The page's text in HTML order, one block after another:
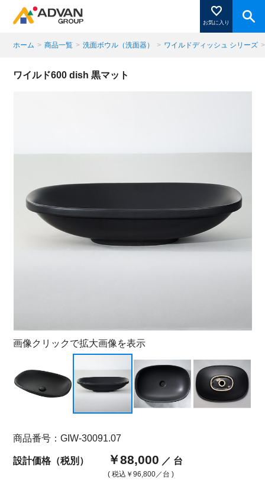
お気に入り
商品ページにある「お気に入り登録」を押すと登録した
ホーム > 商品一覧 > 洗面ボウル（洗面器） > ワイルドディッシュ シリーズ >
ワイルド600 dish 黒マット
画像クリックで拡大画像を表示
商品番号：GIW-30091.07
設計価格（税別） ￥88,000 ／ 台
( 税込 ￥96,800／台 )